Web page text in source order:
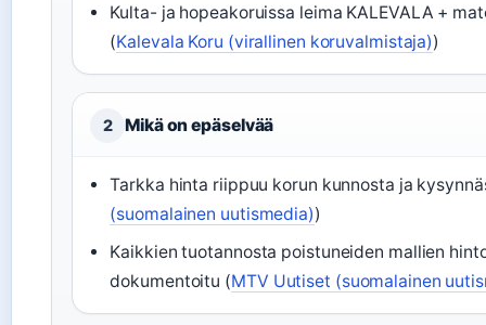
Kulta- ja hopeakoruissa leima KALEVALA +
(Kalevala Koru (virallinen koruvalmistaja))
2 Mikä on epäselvää
Tarkka hinta riippuu korun kunnosta ja
(suomalainen uutismedia))
Kaikkien tuotannosta poistuneiden mallien
dokumentoitu (MTV Uutiset (suomalainen